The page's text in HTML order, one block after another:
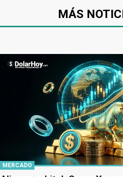
MÁS
MERCADO